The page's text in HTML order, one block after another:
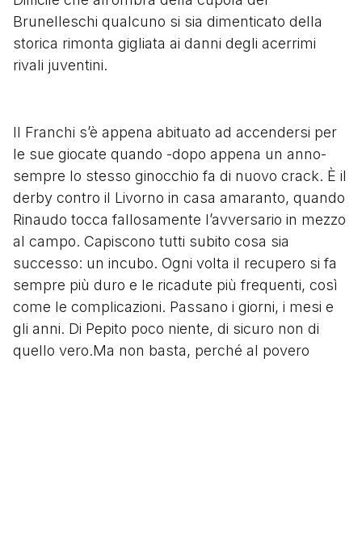
Brunelleschi qualcuno si sia dimenticato della
storica rimonta gigliata ai danni degli acerrimi
rivali juventini.
Il Franchi s’è appena abituato ad accendersi per
le sue giocate quando -dopo appena un anno-
sempre lo stesso ginocchio fa di nuovo crack. È il
derby contro il Livorno in casa amaranto, quando
Rinaudo tocca fallosamente l’avversario in mezzo
al campo. Capiscono tutti subito cosa sia
successo: un incubo. Ogni volta il recupero si fa
sempre più duro e le ricadute più frequenti, così
come le complicazioni. Passano i giorni, i mesi e
gli anni. Di Pepito poco niente, di sicuro non di
quello vero.Ma non basta, perché al povero